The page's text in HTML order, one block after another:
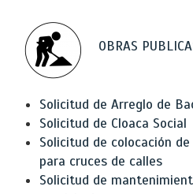
OBRAS
Solicitud de Arreglo de
Solicitud de Cloaca Social
Solicitud de colocación
para cruces de calles
Solicitud de